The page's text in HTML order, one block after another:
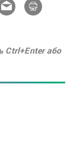
Ctrl+Enter або